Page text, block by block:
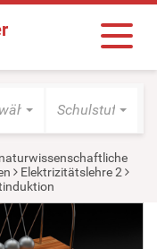
Schulstufe
Elektrizitätslehre 2